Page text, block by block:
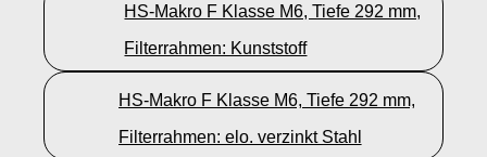
HS-Makro F Klasse M6, Tiefe 292 mm,
Filterrahmen: Kunststoff
HS-Makro F Klasse M6, Tiefe 292 mm,
Filterrahmen: elo. verzinkt Stahl